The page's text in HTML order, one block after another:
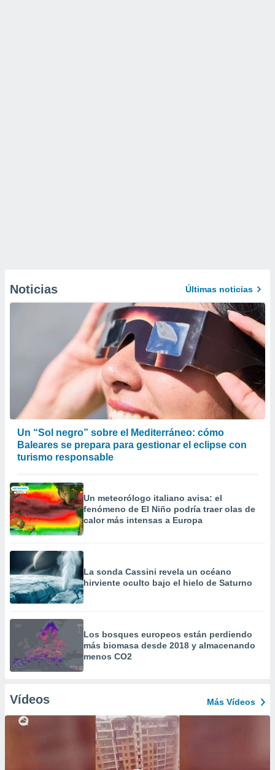
Noticias Últimas noticias
Un “Sol negro” sobre el Mediterráneo: cómo
Baleares se prepara para gestionar el eclipse con
turismo responsable
Un meteorólogo italiano avisa: el
fenómeno de El Niño podría traer olas de
calor más intensas a Europa
La sonda Cassini revela un océano
hirviente oculto bajo el hielo de Saturno
Los bosques europeos están perdiendo
más biomasa desde 2018 y almacenando
menos CO2
Vídeos Más Vídeos